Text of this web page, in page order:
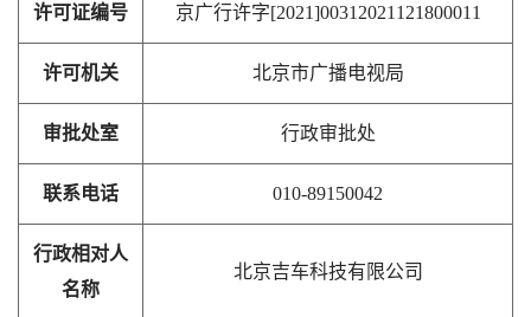
许可证编号 京广行许字[2021]00312021121800011
许可机关 北京市广播电视局
审批处室 行政审批处
联系电话 010-89150042
行政相对人
名称
北京吉车科技有限公司